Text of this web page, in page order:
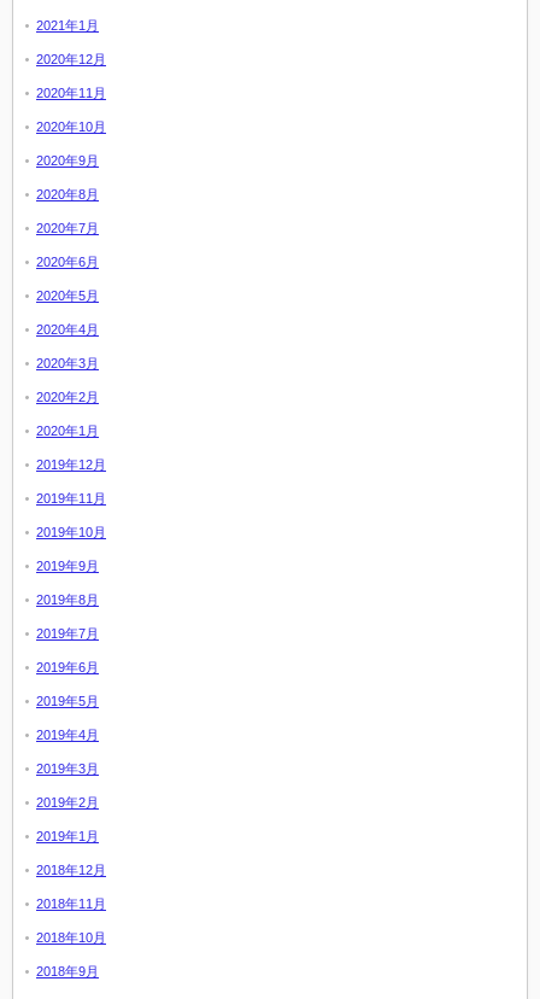
2021年1月
2020年12月
2020年11月
2020年10月
2020年9月
2020年8月
2020年7月
2020年6月
2020年5月
2020年4月
2020年3月
2020年2月
2020年1月
2019年12月
2019年11月
2019年10月
2019年9月
2019年8月
2019年7月
2019年6月
2019年5月
2019年4月
2019年3月
2019年2月
2019年1月
2018年12月
2018年11月
2018年10月
2018年9月